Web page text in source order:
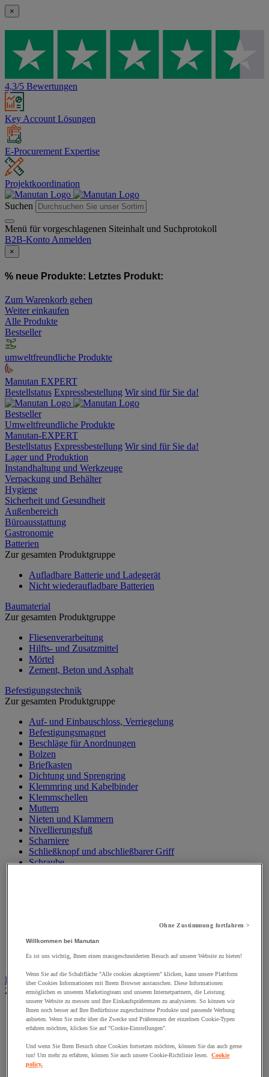
×
4,3/5 Bewertungen
Key Account Lösungen
E-Procurement Expertise
Projektkoordination
Suchen
Menü für vorgeschlagenen Siteinhalt und Suchprotokoll
B2B-Konto Anmelden
×
% neue Produkte: Letztes Produkt:
Zum Warenkorb gehen
Weiter einkaufen
Alle Produkte
Bestseller
umweltfreundliche Produkte
Manutan EXPERT
Bestellstatus Expressbestellung Wir sind für Sie da!
Bestseller
Umweltfreundliche Produkte
Manutan-EXPERT
Bestellstatus Expressbestellung Wir sind für Sie da!
Lager und Produktion
Instandhaltung und Werkzeuge
Verpackung und Behälter
Hygiene
Sicherheit und Gesundheit
Außenbereich
Büroausstattung
Gastronomie
Batterien
Zur gesamten Produktgruppe
Aufladbare Batterie und Ladegerät
Nicht wiederaufladbare Batterien
Baumaterial
Zur gesamten Produktgruppe
Fliesenverarbeitung
Hilfts- und Zusatzmittel
Mörtel
Zement, Beton und Asphalt
Befestigungstechnik
Zur gesamten Produktgruppe
Auf- und Einbauschloss, Verriegelung
Befestigungsmagnet
Beschläge für Anordnungen
Bolzen
Briefkasten
Dichtung und Sprengring
Klemmring und Kabelbinder
Klemmschellen
Muttern
Nieten und Klammern
Nivellierungsfuß
Scharniere
Schließknopf und abschließbarer Griff
Schraube
Verbindungsstück, Einlage, Feder und Gewindeeinsatz
Zubehör für Türen, Fenster und Tore
Beleuchtung
Zur gesamten Produktgruppe
Baustellenscheinwerfer
Handlampe
Innen- und Außenbeleuchtung
Leuchtmittel
Stirnlampe
Taschenlampe
Ohne Zustimmung fortfahren >
Willkommen bei Manutan
Es ist uns wichtig, Ihnen einen massgeschneiderten Besuch auf unserer Website zu bieten!
Wenn Sie auf die Schaltfläche "Alle cookies akzeptieren" klicken, kann unsere Plattform
über Cookies Informationen mit Ihrem Browser austauschen. Diese Informationen
ermöglichen es unserem Marketingteam und unseren Internetpartnern, die Leistung
unserer Website zu messen und Ihre Einkaufspräferenzen zu analysieren. So können wir
Ihnen noch besser auf Ihre Bedürfnisse zugeschnittene Produkte und passende Werbung
anbieten. Wenn Sie mehr über die Zwecke und Präferenzen der einzelnen Cookie-Typen
erfahren möchten, klicken Sie auf "Cookie-Einstellungen".
Und wenn Sie Ihren Besuch ohne Cookies fortsetzen möchten, können Sie das auch gerne
tun! Um mehr zu erfahren, können Sie auch unsere Cookie-Richtlinie lesen. Cookie
policy.